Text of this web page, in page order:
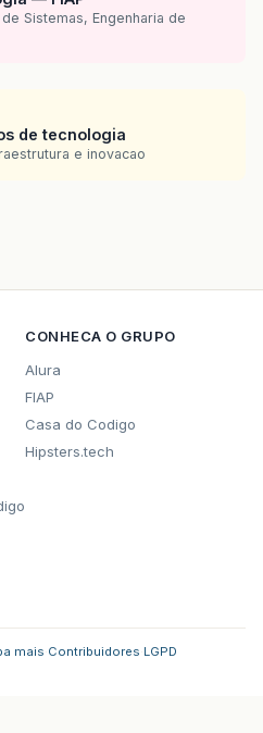
Sistemas, Engenharia de
de tecnologia
e inovacao
CONHECA O GRUPO
Alura
FIAP
Casa do Codigo
Hipsters.tech
mais Contribuidores LGPD